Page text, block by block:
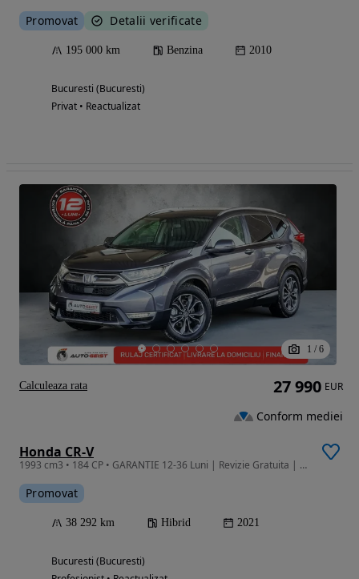
Promovat Detalii verificate
195 000 km Benzina 2010
Bucuresti (Bucuresti)
Privat • Reactualizat
1 / 6
Honda CR-V
1993 cm3 • 184 CP • GARANTIE 12-36 Luni | Revizie Gratuita | Finantare | Rulaj Certificat
Promovat
38 292 km Hibrid 2021
Bucuresti (Bucuresti)
27 990 EUR
Conform mediei
Calculeaza rata